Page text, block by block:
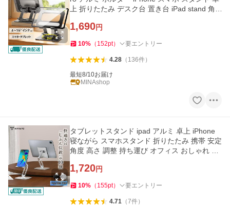
上 折りたたみ デスク台 置き台 iPad stand 角
1,690円
10% （ 152pt） 要エントリー
4.28（ 136件）
最短8/10お届け
MINAshop
タブレットスタンド ipad アルミ 卓上 iPhone
寝ながら スマホスタンド 折りたたみ 携帯 安定
角度 高さ 調整 持ち運び オフィス おしゃれ 爆
1,720円
10% （ 155pt） 要エントリー
4.71（7件）